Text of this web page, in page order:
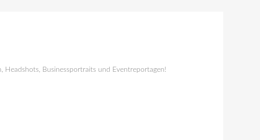
Businessportraits und Eventreportagen!